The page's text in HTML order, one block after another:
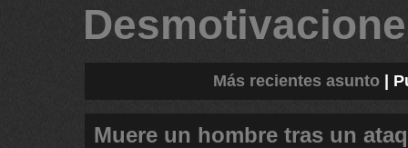
Más recientes asunto
Muere un hombre tras un